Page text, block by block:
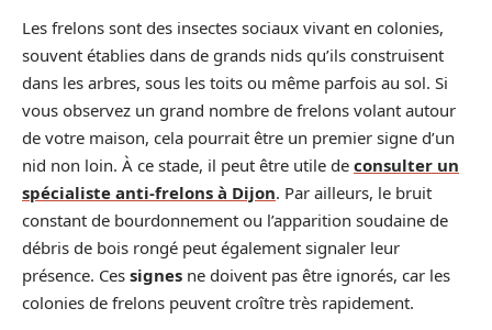
Les frelons sont des insectes sociaux vivant en colonies,
souvent établies dans de grands nids qu’ils construisent
dans les arbres, sous les toits ou même parfois au sol. Si
vous observez un grand nombre de frelons volant autour
de votre maison, cela pourrait être un premier signe d’un
nid non loin. À ce stade, il peut être utile de consulter un
spécialiste anti-frelons à Dijon. Par ailleurs, le bruit
constant de bourdonnement ou l’apparition soudaine de
débris de bois rongé peut également signaler leur
présence. Ces signes ne doivent pas être ignorés, car les
colonies de frelons peuvent croître très rapidement.